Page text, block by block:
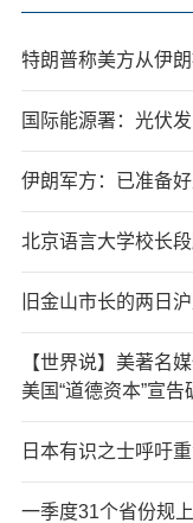
特朗普称美方从伊
国际能源署：光伏
伊朗军方：已准备
北京语言大学校长
旧金山市长的两日
【世界说】美著名
美国“道德资本”宣告
日本有识之士呼吁
一季度31个省份规